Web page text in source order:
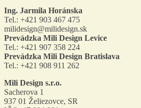
Ing. Jarmila Horánska
Tel.: +421 903 467 475
milidesign@milidesign.sk
Prevádzka Mili Design Levice
Tel.: +421 907 358 224
Prevádzka Mili Design Bratislava
Tel.: +421 908 911 262
Mili Design s.r.o.
Sacherova 1
937 01 Želiezovce, SR